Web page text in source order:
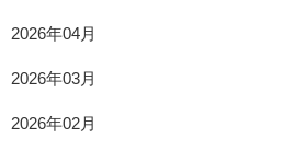
2026年04月
2026年03月
2026年02月